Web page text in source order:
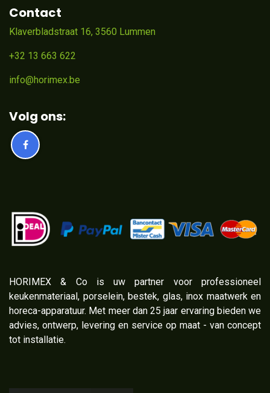
Contact
Klaverbladstraat 16, 3560 Lummen
+32 13 663 622
info@horimex.be
Volg ons:
​HORIMEX & Co is uw partner voor professioneel
keukenmateriaal, porselein, bestek, glas, inox maatwerk en
horeca-apparatuur. Met meer dan 25 jaar ervaring bieden we
advies, ontwerp, levering en service op maat - van concept
tot installatie.